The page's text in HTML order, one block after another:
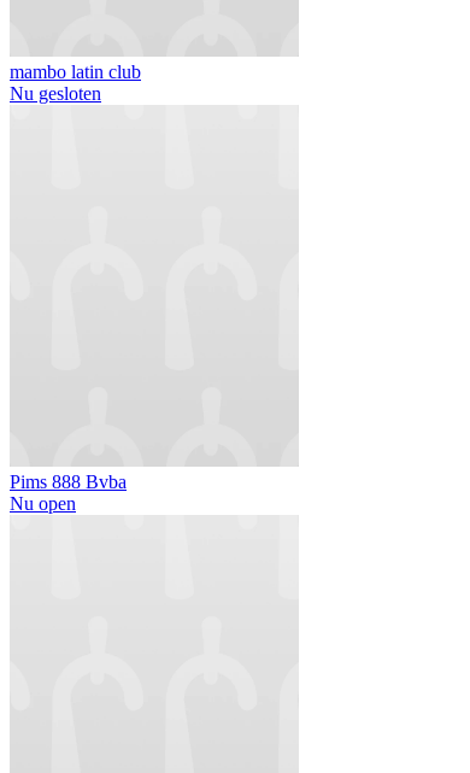
mambo latin club
Nu gesloten
Pims 888 Bvba
Nu open